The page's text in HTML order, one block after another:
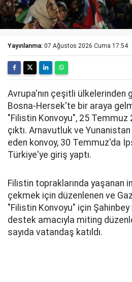
Yayınlanma: 07 Ağustos 2026 Cuma 17:54
Avrupa'nın çeşitli ülkelerinden
Bosna-Hersek'te bir araya
"Filistin Konvoyu", 25 Temmuz
çıktı. Arnavutluk ve
eden konvoy, 30 Temmuz'da
Türkiye'ye giriş yaptı.
Filistin topraklarında yaşanan
çekmek için düzenlenen ve
"Filistin Konvoyu" için
destek amacıyla miting
sayıda vatandaş katıldı.